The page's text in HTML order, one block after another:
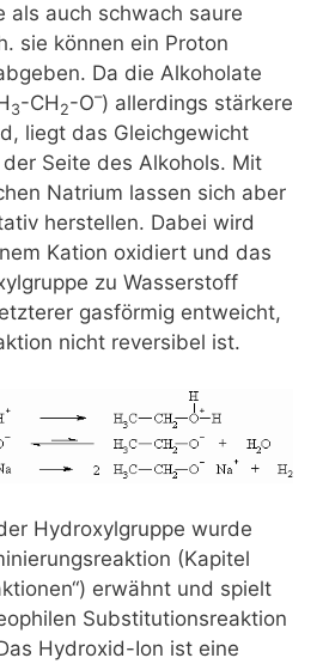
als auch schwach saure
sie können ein Proton
Da die Alkoholate
3-CH 2-O–) allerdings stärkere
liegt das Gleichgewicht
Seite des Alkohols. Mit
Natrium lassen sich aber
herstellen. Dabei wird
Kation oxidiert und das
zu Wasserstoff
gasförmig entweicht,
nicht reversibel ist.
Hydroxylgruppe wurde
(Kapitel
erwähnt und spielt
Substitutionsreaktion
Hydroxid-Ion ist eine